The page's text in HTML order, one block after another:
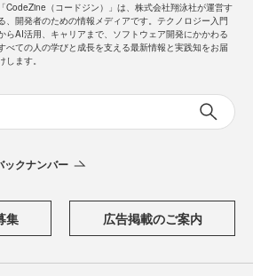
「CodeZine（コードジン）」は、株式会社翔泳社が運営す
、開発者のための情報メディアです。テクノロジー入門
らAI活用、キャリアまで、ソフトウェア開発にかかわる
べての人の学びと成長を支える最新情報と実践知をお届
します。
ックナンバー
集 広告掲載のご案内